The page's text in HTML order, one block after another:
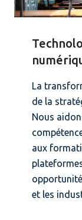
La
de la
Nous
aux
et les